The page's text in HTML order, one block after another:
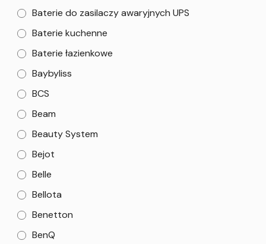
Baterie do zasilaczy awaryjnych UPS
Baterie kuchenne
Baterie łazienkowe
Baybyliss
BCS
Beam
Beauty System
Bejot
Belle
Bellota
Benetton
BenQ